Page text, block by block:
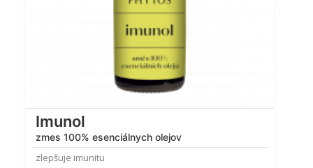
Imunol
zmes 100% esenciálnych olejov
zlepšuje imunitu